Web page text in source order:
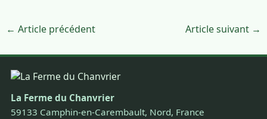
← Article précédent Article suivant →
La Ferme du Chanvrier
59133 Camphin-en-Carembault, Nord, France